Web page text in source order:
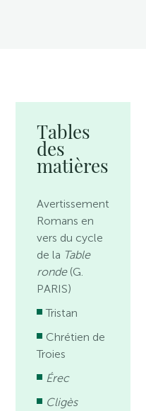
Tables
des
matières
Avertissement
Romans en
vers du cycle
de la Table
ronde(G.
PARIS)
Tristan
Chrétien de
Troies
Érec
Cligès